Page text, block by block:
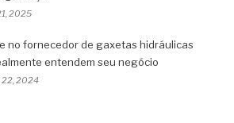
2025
no fornecedor de gaxetas hidráulicas
entendem seu negócio
2024